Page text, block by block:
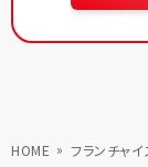
HOME フランチャ